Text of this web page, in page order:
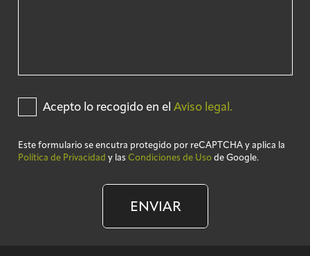
Acepto lo recogido en el Aviso legal.
Este formulario se encutra protegido por reCAPTCHA y aplica la
Política de Privacidad y las Condiciones de Uso de Google.
ENVIAR